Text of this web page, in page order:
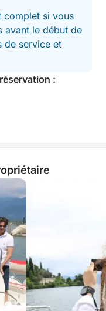
complet si vous
avant le début de
de service et
: